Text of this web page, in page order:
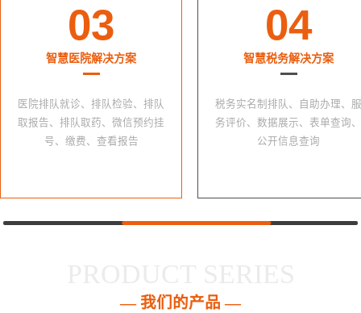
03
智慧医院解决方案
医院排队就诊、排队检验、排队
取报告、排队取药、微信预约挂
号、缴费、查看报告
04
智慧税务解决方案
税务实名制排队、自助办理、服
务评价、数据展示、表单查询、
公开信息查询
— 我们的产品 —